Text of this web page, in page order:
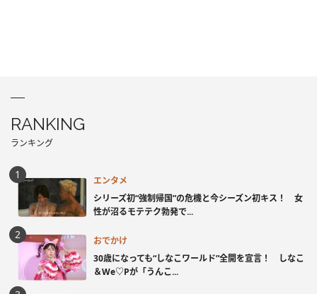
RANKING
ランキング
エンタメ
シリーズ初“強制帰国”の危機と今シーズン初キス！ 女
性が沼るモテテク勃発で...
おでかけ
30歳になっても“しなこワールド”全開を宣言！ しなこ
＆We♡Pが「うんこ...